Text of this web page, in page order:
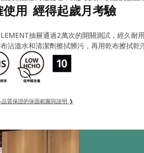
使用 經得起歲月考驗
抽屜通過2萬次的開關測試，經久耐用
沾溫水和清潔劑擦拭髒污，再用乾布擦拭乾
品質保證的保固範圍與說明 ❯